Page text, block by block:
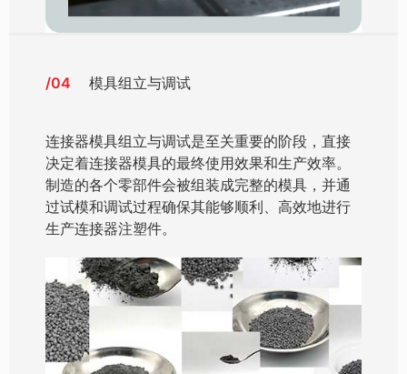
/04 模具组立与调试
连接器模具组立与调试是至关重要的阶段，直接
决定着连接器模具的最终使用效果和生产效率。
制造的各个零部件会被组装成完整的模具，并通
过试模和调试过程确保其能够顺利、高效地进行
生产连接器注塑件。